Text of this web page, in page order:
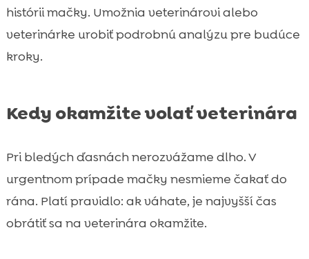
histórii mačky. Umožnia veterinárovi alebo
veterinárke urobiť podrobnú analýzu pre budúce
kroky.
Kedy okamžite volať veterinára
Pri bledých ďasnách nerozvážame dlho. V
urgentnom prípade mačky nesmieme čakať do
rána. Platí pravidlo: ak váhate, je najvyšší čas
obrátiť sa na veterinára okamžite.